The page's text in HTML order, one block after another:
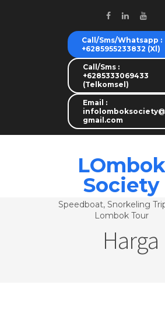
Call/Sms/Whatsapp :
+6285955233832 (Xl)
Call/Sms :
+6285333069433
(Telkomsel)
Email :
infolomboksociety@
gmail.com
LOmbok
Society
Speedboat, Snorkeling
Lombok Tour
Harga